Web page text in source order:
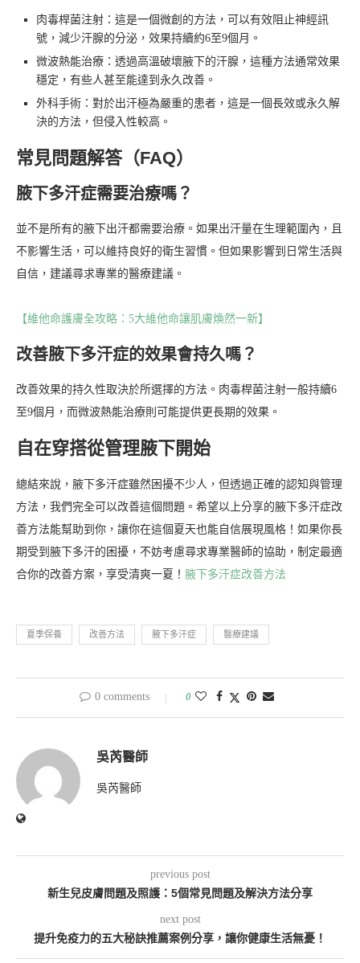
肉毒桿菌注射：這是一個微創的方法，可以有效阻止神經訊
號，減少汗腺的分泌，效果持續約6至9個月。
微波熱能治療：透過高溫破壞腋下的汗腺，這種方法通常效果
穩定，有些人甚至能達到永久改善。
外科手術：對於出汗極為嚴重的患者，這是一個長效或永久解
決的方法，但侵入性較高。
常見問題解答（FAQ）
腋下多汗症需要治療嗎？
並不是所有的腋下出汗都需要治療。如果出汗量在生理範圍內，且
不影響生活，可以維持良好的衛生習慣。但如果影響到日常生活與
自信，建議尋求專業的醫療建議。
【維他命護膚全攻略：5大維他命讓肌膚煥然一新】
改善腋下多汗症的效果會持久嗎？
改善效果的持久性取決於所選擇的方法。肉毒桿菌注射一般持續6
至9個月，而微波熱能治療則可能提供更長期的效果。
自在穿搭從管理腋下開始
總結來說，腋下多汗症雖然困擾不少人，但透過正確的認知與管理
方法，我們完全可以改善這個問題。希望以上分享的腋下多汗症改
善方法能幫助到你，讓你在這個夏天也能自信展現風格！如果你長
期受到腋下多汗的困擾，不妨考慮尋求專業醫師的協助，制定最適
合你的改善方案，享受清爽一夏！ 腋下多汗症改善方法
夏季保養 改善方法 腋下多汗症 醫療建議
0 comments 0
吳芮醫師
吳芮醫師
previous post
新生兒皮膚問題及照護：5個常見問題及解決方法分享
next post
提升免疫力的五大秘訣推薦案例分享，讓你健康生活無憂！